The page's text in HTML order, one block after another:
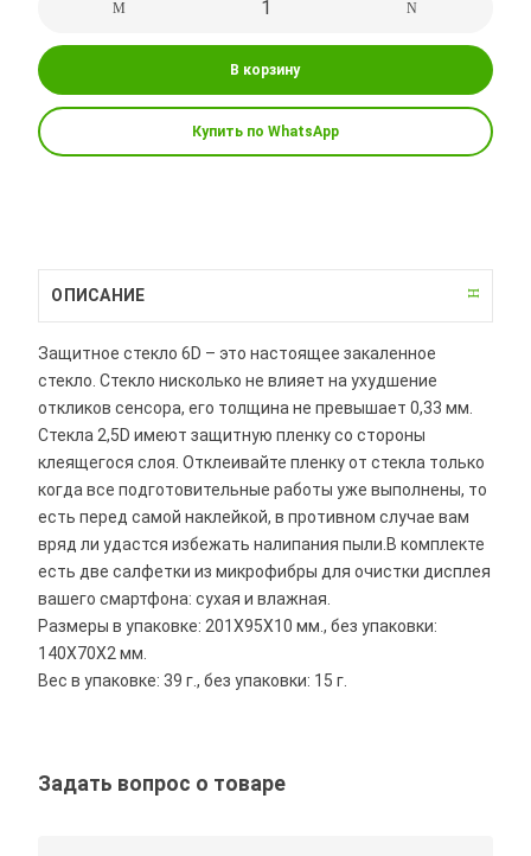
В корзину
Купить по WhatsApp
ОПИСАНИЕ
Защитное стекло 6D – это настоящее закаленное
стекло. Стекло нисколько не влияет на ухудшение
откликов сенсора, его толщина не превышает 0,33 мм.
Стекла 2,5D имеют защитную пленку со стороны
клеящегося слоя. Отклеивайте пленку от стекла только
когда все подготовительные работы уже выполнены, то
есть перед самой наклейкой, в противном случае вам
вряд ли удастся избежать налипания пыли.В комплекте
есть две салфетки из микрофибры для очистки дисплея
вашего смартфона: сухая и влажная.
Размеры в упаковке: 201X95X10 мм., без упаковки:
140X70X2 мм.
Вес в упаковке: 39 г., без упаковки: 15 г.
Задать вопрос о товаре